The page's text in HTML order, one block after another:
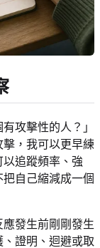
攻擊性的人？」
，我可以更早練
追蹤頻率、強
自己縮減成一個
發生前剛剛發生
證明、迴避或取